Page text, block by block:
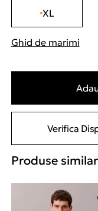
XL
Ghid de marimi
Verifica
Produse